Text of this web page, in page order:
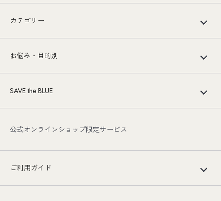
カテゴリー
お悩み・目的別
SAVE the BLUE
公式オンラインショップ限定サービス
ご利用ガイド